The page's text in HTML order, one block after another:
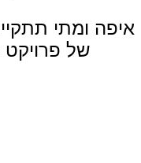
איפה ומתי
של פרויקט